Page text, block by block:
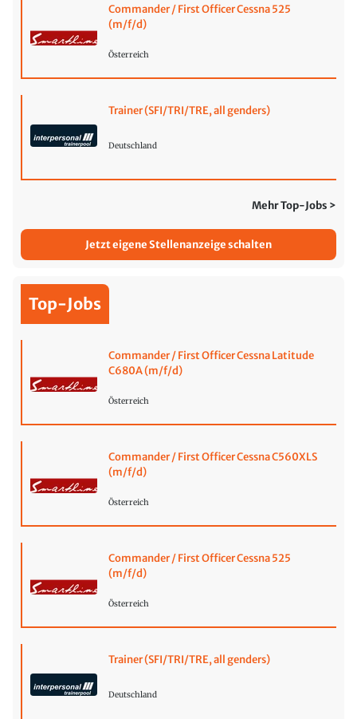
Commander / First Officer Cessna 525
(m/f/d)
Österreich
Trainer (SFI/TRI/TRE, all genders)
Deutschland
Mehr Top-Jobs >
Jetzt eigene Stellenanzeige schalten
Top-Jobs
Commander / First Officer Cessna Latitude
C680A (m/f/d)
Österreich
Commander / First Officer Cessna C560XLS
(m/f/d)
Österreich
Commander / First Officer Cessna 525
(m/f/d)
Österreich
Trainer (SFI/TRI/TRE, all genders)
Deutschland